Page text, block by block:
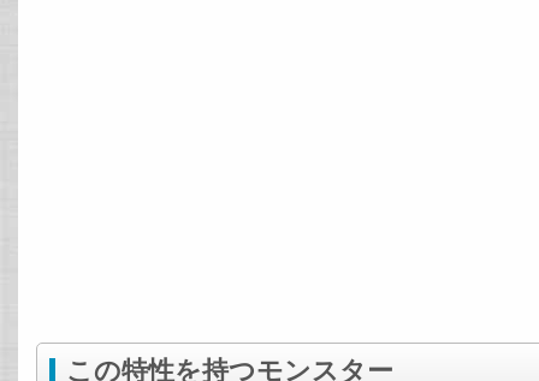
この特性を持つモンスター